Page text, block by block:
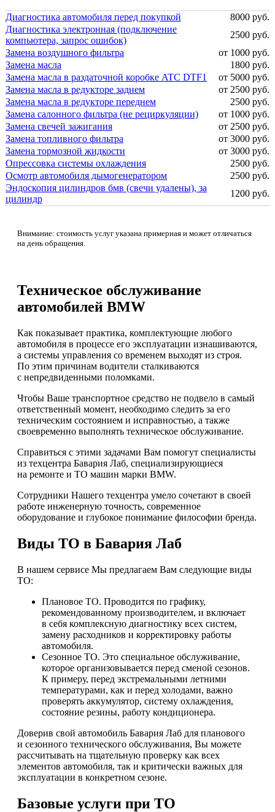
Диагностика автомобиля перед покупкой
8000 руб.
Диагностика электронная (подключение
компьютера, запрос ошибок)
2500 руб.
Замена воздушного фильтра
от 1000 руб.
Замена масла
1800 руб.
Замена масла в раздаточной коробке ATC DTF1
от 5000 руб.
Замена масла в редукторе заднем
от 2500 руб.
Замена масла в редукторе переднем
2500 руб.
Замена салонного фильтра (не рециркуляции)
от 1000 руб.
Замена свечей зажигания
от 2500 руб.
Замена топливного фильтра
от 3000 руб.
Замена тормозной жидкости
от 3000 руб.
Опрессовка системы охлаждения
2500 руб.
Осмотр автомобиля дымогенератором
2500 руб.
Эндоскопия цилиндров бмв (свечи удалены), за
цилиндр
1200 руб.
Внимание: стоимость услуг указана примерная и может отличаться
на день обращения.
Техническое обслуживание
автомобилей BMW
Как показывает практика, комплектующие любого
автомобиля в процессе его эксплуатации изнашиваются,
а системы управления со временем выходят из строя.
По этим причинам водители сталкиваются
с непредвиденными поломками.
Чтобы Ваше транспортное средство не подвело в самый
ответственный момент, необходимо следить за его
техническим состоянием и исправностью, а также
своевременно выполнять техническое обслуживание.
Справиться с этими задачами Вам помогут специалисты
из техцентра Бавария Лаб, специализирующиеся
на ремонте и ТО машин марки BMW.
Сотрудники Нашего техцентра умело сочетают в своей
работе инженерную точность, современное
оборудование и глубокое понимание философии бренда.
Виды ТО в Бавария Лаб
В нашем сервисе Мы предлагаем Вам следующие виды
ТО:
Плановое ТО. Проводится по графику,
рекомендованному производителем, и включает
в себя комплексную диагностику всех систем,
замену расходников и корректировку работы
автомобиля.
Сезонное ТО. Это специальное обслуживание,
которое организовывается перед сменой сезонов.
К примеру, перед экстремальными летними
температурами, как и перед холодами, важно
проверять аккумулятор, систему охлаждения,
состояние резины, работу кондиционера.
Доверив свой автомобиль Бавария Лаб для планового
и сезонного технического обслуживания, Вы можете
рассчитывать на тщательную проверку как всех
элементов автомобиля, так и критически важных для
эксплуатации в конкретном сезоне.
Базовые услуги при ТО